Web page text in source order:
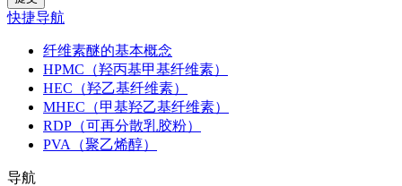
快捷导航
纤维素醚的基本概念
HPMC（羟丙基甲基纤维素）
HEC（羟乙基纤维素）
MHEC（甲基羟乙基纤维素）
RDP（可再分散乳胶粉）
PVA（聚乙烯醇）
导航